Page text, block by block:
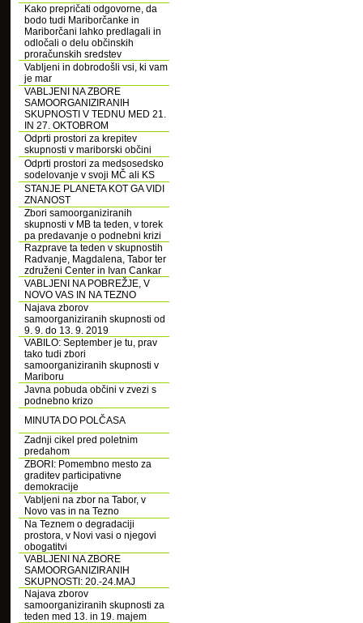
Kako prepričati odgovorne, da
bodo tudi Mariborčanke in
Mariborčani lahko predlagali in
odločali o delu občinskih
proračunskih sredstev
Vabljeni in dobrodošli vsi, ki vam
je mar
VABLJENI NA ZBORE
SAMOORGANIZIRANIH
SKUPNOSTI V TEDNU MED 21.
IN 27. OKTOBROM
Odprti prostori za krepitev
skupnosti v mariborski občini
Odprti prostori za medsosedsko
sodelovanje v svoji MČ ali KS
STANJE PLANETA KOT GA VIDI
ZNANOST
Zbori samoorganiziranih
skupnosti v MB ta teden, v torek
pa predavanje o podnebni krizi
Razprave ta teden v skupnostih
Radvanje, Magdalena, Tabor ter
združeni Center in Ivan Cankar
VABLJENI NA POBREŽJE, V
NOVO VAS IN NA TEZNO
Najava zborov
samoorganiziranih skupnosti od
9. 9. do 13. 9. 2019
VABILO: September je tu, prav
tako tudi zbori
samoorganiziranih skupnosti v
Mariboru
Javna pobuda občini v zvezi s
podnebno krizo
MINUTA DO POLČASA
Zadnji cikel pred poletnim
predahom
ZBORI: Pomembno mesto za
graditev participativne
demokracije
Vabljeni na zbor na Tabor, v
Novo vas in na Tezno
Na Teznem o degradaciji
prostora, v Novi vasi o njegovi
obogatitvi
VABLJENI NA ZBORE
SAMOORGANIZIRANIH
SKUPNOSTI: 20.-24.MAJ
Najava zborov
samoorganiziranih skupnosti za
teden med 13. in 19. majem